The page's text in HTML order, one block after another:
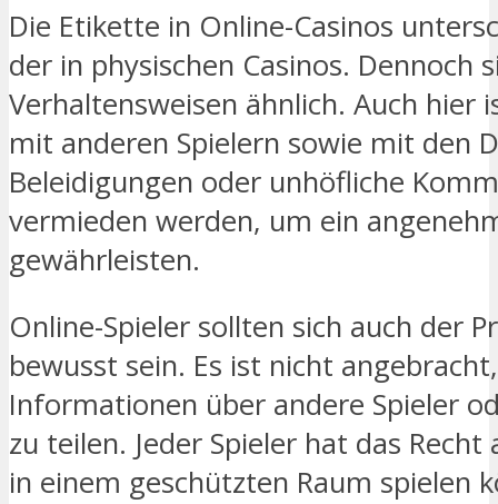
Die Etikette in Online-Casinos
der in physischen Casinos. Dennoch
Verhaltensweisen ähnlich. Auch hier
mit anderen Spielern sowie mit den
Beleidigungen oder unhöfliche
vermieden werden, um ein
gewährleisten.
Online-Spieler sollten sich auch der
bewusst sein. Es ist nicht
Informationen über andere Spieler
zu teilen. Jeder Spieler hat das
in einem geschützten Raum spielen